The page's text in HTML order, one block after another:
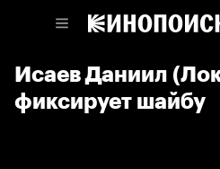
Исаев Даниил
фиксирует шайбу